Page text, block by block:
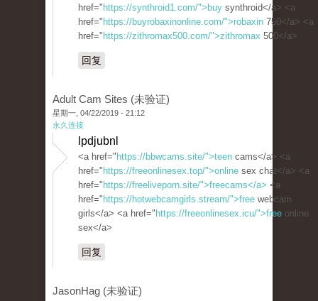
href=" https://synthroid1.com/">buy synthroid</a> <a
href=" https://buyrobaxinonline.com/">robaxin 750</a> <a
href=" https://zithromax500.com/">zithromax 500</a>
回复
Adult Cam Sites (未验证)
星期一, 04/22/2019 - 21:12
永久连接
lpdjubnl
<a href=" https://bbwcams.site/">teen cams</a> <a
href=" https://freeonlinesex.top/">online sex chat</a> <a
href=" https://freeliveporn.site/">freecams</a> <a
href=" https://hotwebcamgirls.stream/">free webcam
girls</a> <a href=" https://freeonlinesex.icu/">free online
sex</a>
回复
JasonHag (未验证)